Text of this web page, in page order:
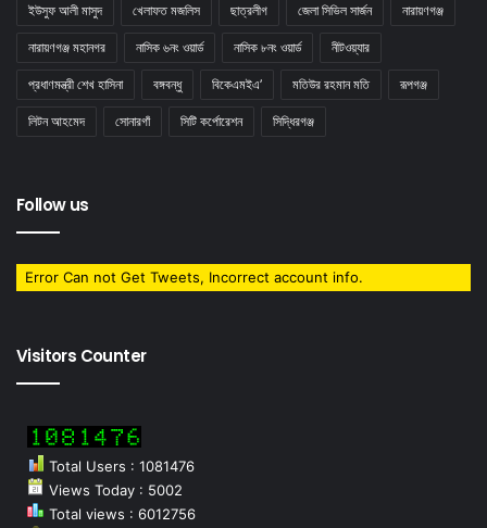
ইউসুফ আলী মাসুদ খেলাফত মজলিস ছাত্রলীগ জেলা সিভিল সার্জন নারায়ণগঞ্জ
নারায়ণগঞ্জ মহানগর নাসিক ৬নং ওয়ার্ড নাসিক ৮নং ওয়ার্ড নীটওয়্যার
প্রধাণমন্ত্রী শেখ হাসিনা বঙ্গবন্ধু বিকেএমইএ’ মতিউর রহমান মতি রূপগঞ্জ
লিটন আহমেদ সােনারগাঁ সিটি কর্পোরেশন সিদ্ধিরগঞ্জ
Follow us
Error Can not Get Tweets, Incorrect account info.
Visitors Counter
Total Users : 1081476
Views Today : 5002
Total views : 6012756